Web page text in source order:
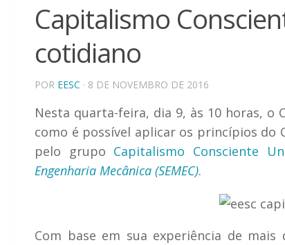
Capitalismo
cotidiano
POR EESC · 8 DE NOVEMBRO DE 2016
Nesta quarta-feira, dia 9, às 10 horas, o
como é possível aplicar os princípios do
pelo grupo Capitalismo Consciente
Engenharia Mecânica (SEMEC).
Com base em sua experiência de